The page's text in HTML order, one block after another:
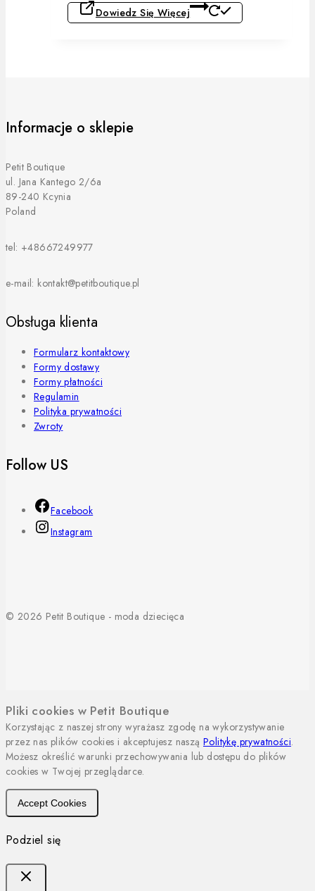
Dowiedz Się Więcej
Informacje o sklepie
Petit Boutique
ul. Jana Kantego 2/6a
89-240 Kcynia
Poland
tel: +48667249977
e-mail: kontakt@petitboutique.pl
Obsługa klienta
Formularz kontaktowy
Formy dostawy
Formy płatności
Regulamin
Polityka prywatności
Zwroty
Follow US
Facebook
Instagram
© 2026 Petit Boutique - moda dziecięca
Pliki cookies w Petit Boutique
Korzystając z naszej strony wyrażasz zgodę na wykorzystywanie
przez nas plików cookies i akceptujesz naszą Politykę prywatności.
Możesz określić warunki przechowywania lub dostępu do plików
cookies w Twojej przeglądarce.
Accept Cookies
Podziel się